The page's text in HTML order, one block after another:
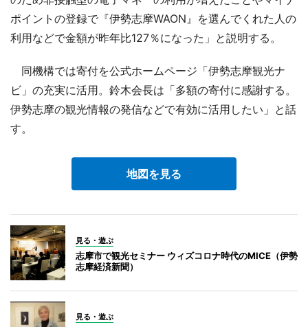
ポイントの登録で『伊勢志摩WAON』を選んでくれた人の
利用などで金額が昨年比127％になった」と説明する。
同機構では寄付を公式ホームページ「伊勢志摩観光ナ
ビ」の充実に活用。鈴木会長は「多額の寄付に感謝する。
伊勢志摩の観光情報の発信などで有効に活用したい」と話
す。
地図を見る
見る・遊ぶ
志摩市で観光セミナー ウィズコロナ時代のMICE（伊勢
志摩経済新聞）
見る・遊ぶ